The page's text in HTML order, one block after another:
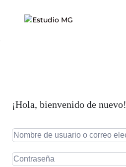
¡Hola, bienvenido de nuevo!